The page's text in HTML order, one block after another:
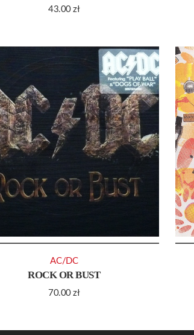
43.00zł
ROCK OR BUST
70.00zł
AC/DC